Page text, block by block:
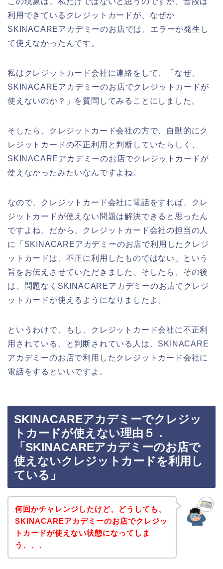
利用できているクレジットカードが、なぜか
SKINACAREアカデミーのお店では、エラーが発生し
て使えなかったんです。
私はクレジットカード会社に連絡をして、「なぜ、
SKINACAREアカデミーのお店でクレジットカードが
使えないのか？」を質問してみることにしました。
そしたら、クレジットカード会社の方で、自動的にク
レジットカードの不正利用と判断していたらしく、
SKINACAREアカデミーのお店でクレジットカードが
使えなかったみたいなんですよね。
なので、クレジットカード会社に電話をすれば、クレ
ジットカードが使えない問題は解決できると思ったん
ですよね。だから、クレジットカード会社の担当の人
に「SKINACAREアカデミーのお店で利用したクレジ
ットカードは、不正に利用したものではない」という
旨をお伝えさせていただきました。そしたら、その後
は、問題なくSKINACAREアカデミーのお店でクレジ
ットカードが使えるようになりましたよ。
というわけで、もし、クレジットカード会社に不正利
用されている、と判断されている人は、SKINACARE
アカデミーのお店で利用したクレジットカード会社に
電話をするといいですよ。
SKINACAREアカデミーでクレジッ
トカードが使えない理由５．
「SKINACAREアカデミーのお店で
使えないクレジットカードを利用し
ている」
何回かチャレンジしたけど、どうしても、
SKINACAREアカデミーのお店でクレジッ
トカードが使えない状態になってしま
う、、、